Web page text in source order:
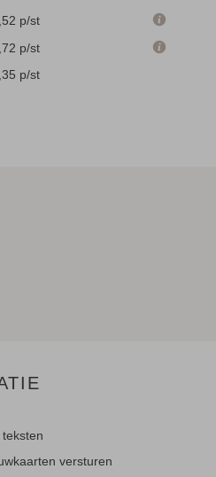
p/st
p/st
p/st
versturen